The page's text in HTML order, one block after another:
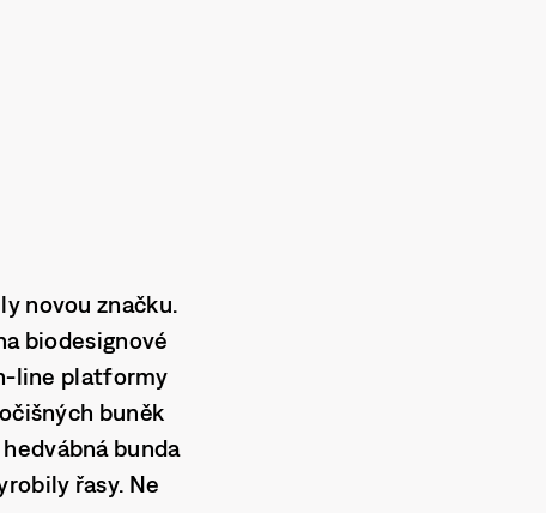
novou značku.
biodesignové
line platformy
buněk
bunda
řasy. Ne